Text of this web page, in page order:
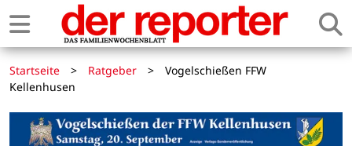
Startseite > Ratgeber >
Vogelschießen FFW
Kellenhusen